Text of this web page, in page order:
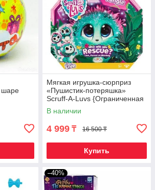
шаре
Мягкая игрушка-сюрприз
«Пушистик-потеряшка»
Scruff-A-Luvs {Ограниченная
серия} (Джунгли)
В наличии
4 999 ₸ 16 500 ₸
Купить
–40%